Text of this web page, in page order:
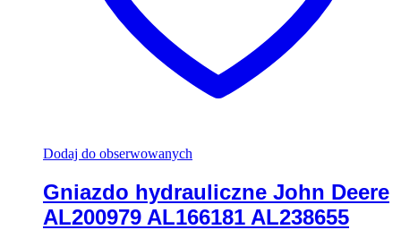
Dodaj do obserwowanych
Gniazdo hydrauliczne John Deere
AL200979 AL166181 AL238655